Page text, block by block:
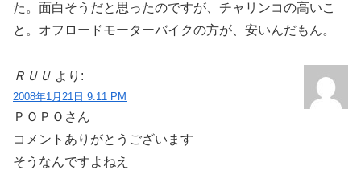
た。面白そうだと思ったのですが、チャリンコの高いこ
と。オフロードモーターバイクの方が、安いんだもん。
ＲＵＵ より:
2008年1月21日 9:11 PM
ＰＯＰＯさん
コメントありがとうございます
そうなんですよねえ